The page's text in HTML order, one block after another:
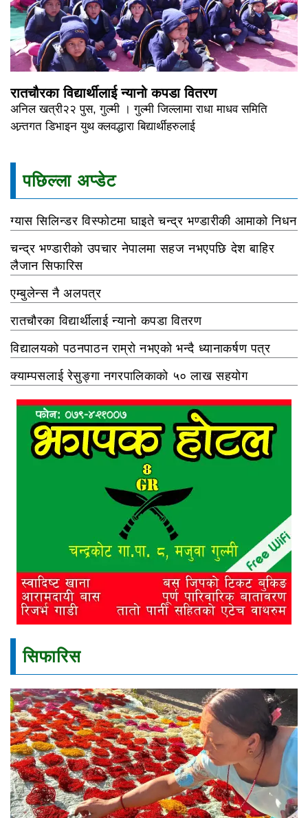
रातचौरका विद्यार्थीलाई न्यानो कपडा वितरण
अनिल खत्री२२ पुस, गुल्मी । गुल्मी जिल्लामा राधा माधव समिति
अन्र्तगत डिभाइन युथ क्लवद्धारा बिद्यार्थीहरुलाई
पछिल्ला अप्डेट
ग्यास सिलिन्डर विस्फोटमा घाइते चन्द्र भण्डारीकी आमाको निधन
चन्द्र भण्डारीको उपचार नेपालमा सहज नभएपछि देश बाहिर
लैजान सिफारिस
एम्बुलेन्स नै अलपत्र
रातचौरका विद्यार्थीलाई न्यानो कपडा वितरण
विद्यालयको पठनपाठन राम्रो नभएको भन्दै ध्यानाकर्षण पत्र
क्याम्पसलाई रेसुङ्गा नगरपालिकाको ५० लाख सहयोग
सिफारिस